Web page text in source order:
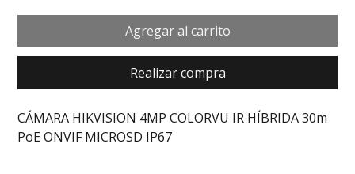
Agregar al carrito
Realizar compra
CÁMARA HIKVISION 4MP COLORVU IR HÍBRIDA 30m
PoE ONVIF MICROSD IP67